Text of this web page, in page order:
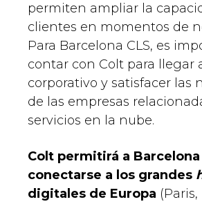
permiten ampliar la
clientes en momentos de
Para Barcelona CLS, es
contar con Colt para llegar
corporativo y satisfacer las
de las empresas
servicios en la nube.
Colt permitirá a Barcelona
conectarse a los grandes
digitales de Europa